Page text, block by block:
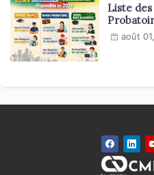
Liste
en 2026
août